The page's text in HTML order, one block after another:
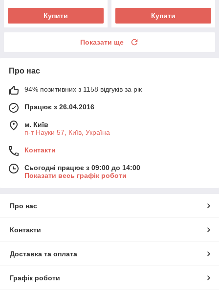
Купити Купити
Показати ще
Про нас
94% позитивних з 1158 відгуків за рік
Працює з 26.04.2016
м. Київ
п-т Науки 57, Київ, Україна
Контакти
Сьогодні працює з 09:00 до 14:00
Показати весь графік роботи
Про нас
Контакти
Доставка та оплата
Графік роботи